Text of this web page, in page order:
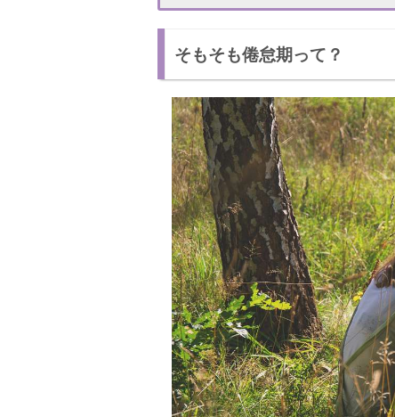
お互いを尊重する
ストレス発散法を見つける
倦怠期で別れやすいカップルの特徴
そもそも倦怠期って？